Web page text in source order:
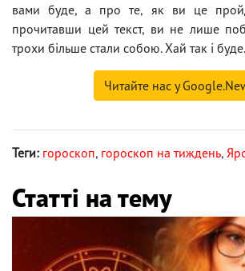
вами буде, а про те, як ви це
прочитавши цей текст, ви не лише
трохи більше стали собою. Хай так і буде.
Читайте нас у
Теги: гороскоп, гороскоп на тиждень,
Статті на тему